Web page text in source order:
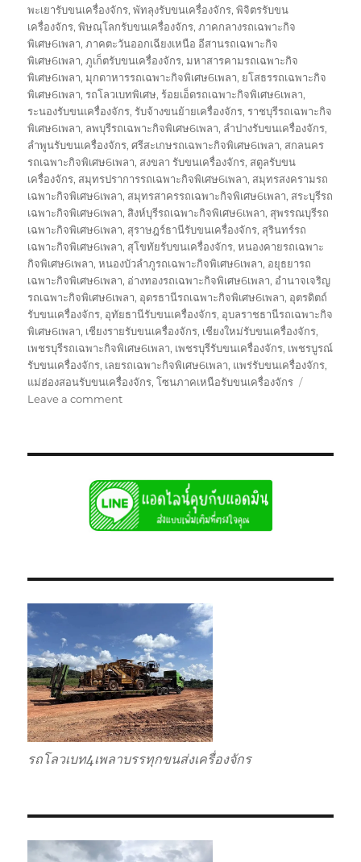
พะเยารับขนเครื่องจักร,พัทลุงรับขนเครื่องจักร,พิจิตรรับขน
เครื่องจักร,พิษณุโลกรับขนเครื่องจักร,ภาคกลางรถเฉพาะกิจ
พิเศษ6เพลา,ภาคตะวันออกเฉียงเหนือ อีสานรถเฉพาะกิจ
พิเศษ6เพลา,ภูเก็ตรับขนเครื่องจักร,มหาสารคามรถเฉพาะกิจ
พิเศษ6เพลา,มุกดาหารรถเฉพาะกิจพิเศษ6เพลา, ยโสธรรถเฉพาะกิจ
พิเศษ6เพลา,รถโลวเบทพิเศษ,ร้อยเอ็ดรถเฉพาะกิจพิเศษ6เพลา,
ระนองรับขนเครื่องจักร,รับจ้างขนย้ายเครื่องจักร,ราชบุรีรถเฉพาะกิจ
พิเศษ6เพลา, ลพบุรีรถเฉพาะกิจพิเศษ6เพลา, ลำปางรับขนเครื่องจักร,
ลำพูนรับขนเครื่องจักร,ศรีสะเกษรถเฉพาะกิจพิเศษ6เพลา, สกลนคร
รถเฉพาะกิจพิเศษ6เพลา, สงขลา รับขนเครื่องจักร, สตูลรับขน
เครื่องจักร, สมุทรปราการรถเฉพาะกิจพิเศษ6เพลา, สมุทรสงครามรถ
เฉพาะกิจพิเศษ6เพลา, สมุทรสาครรถเฉพาะกิจพิเศษ6เพลา, สระบุรีรถ
เฉพาะกิจพิเศษ6เพลา, สิงห์บุรีรถเฉพาะกิจพิเศษ6เพลา, สุพรรณบุรีรถ
เฉพาะกิจพิเศษ6เพลา, สุราษฎร์ธานีรับขนเครื่องจักร, สุรินทร์รถ
เฉพาะกิจพิเศษ6เพลา, สุโขทัยรับขนเครื่องจักร,หนองคายรถเฉพาะ
กิจพิเศษ6เพลา,หนองบัวลำภูรถเฉพาะกิจพิเศษ6เพลา, อยุธยารถ
เฉพาะกิจพิเศษ6เพลา, อ่างทองรถเฉพาะกิจพิเศษ6เพลา, อำนาจเจริญ
รถเฉพาะกิจพิเศษ6เพลา, อุดรธานีรถเฉพาะกิจพิเศษ6เพลา, อุตรดิตถ์
รับขนเครื่องจักร, อุทัยธานีรับขนเครื่องจักร, อุบลราชธานีรถเฉพาะกิจ
พิเศษ6เพลา, เชียงรายรับขนเครื่องจักร, เชียงใหม่รับขนเครื่องจักร,
เพชรบุรีรถเฉพาะกิจพิเศษ6เพลา, เพชรบุรีรับขนเครื่องจักร, เพชรบูรณ์
รับขนเครื่องจักร, เลยรถเฉพาะกิจพิเศษ6เพลา, แพร่รับขนเครื่องจักร,
แม่ฮ่องสอนรับขนเครื่องจักร,โซนภาคเหนือรับขนเครื่องจักร
Leave a commenton
รับ
ส่ง
ไป
แบบ
รวม
รถโลวเบท4เพลาบรรทุกขนส่งเครื่องจักร